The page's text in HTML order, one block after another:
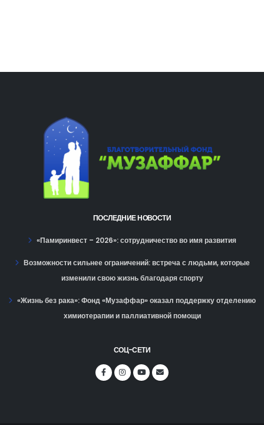
ПОСЛЕДНИЕ НОВОСТИ
«Памиринвест – 2026»: сотрудничество во имя развития
Возможности сильнее ограничений: встреча с людьми, которые
изменили свою жизнь благодаря спорту
«Жизнь без рака»: Фонд «Музаффар» оказал поддержку отделению
химиотерапии и паллиативной помощи
СОЦ-СЕТИ